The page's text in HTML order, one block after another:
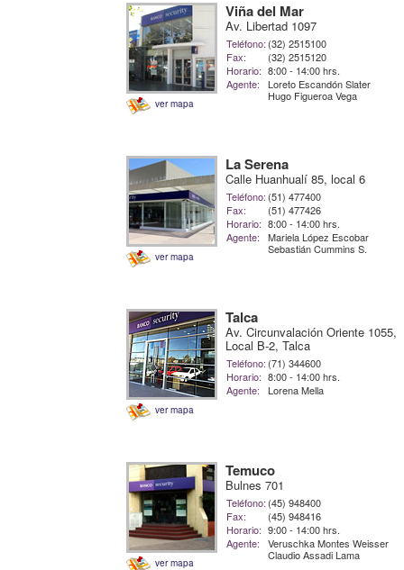
ver mapa
Viña del Mar
Av. Libertad 1097
Teléfono: (32) 2515100
Fax:
(32) 2515120
Horario: 8:00 - 14:00 hrs.
Agente:
Loreto Escandón Slater
Hugo Figueroa Vega
ver mapa
La Serena
Calle Huanhualí 85, local 6
Teléfono: (51) 477400
Fax:
(51) 477426
Horario: 8:00 - 14:00 hrs.
Agente:
Mariela López Escobar
Sebastián Cummins S.
ver mapa
Talca
Av. Circunvalación Oriente 1055,
Local B-2, Talca
Teléfono: (71) 344600
Horario: 8:00 - 14:00 hrs.
Agente:
Lorena Mella
ver mapa
Temuco
Bulnes 701
Teléfono: (45) 948400
Fax:
(45) 948416
Horario: 9:00 - 14:00 hrs.
Agente:
Veruschka Montes Weisser
Claudio Assadi Lama